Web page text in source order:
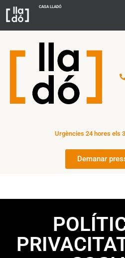
CASA LLADÓ
Urgències 24 hores els
Demanar